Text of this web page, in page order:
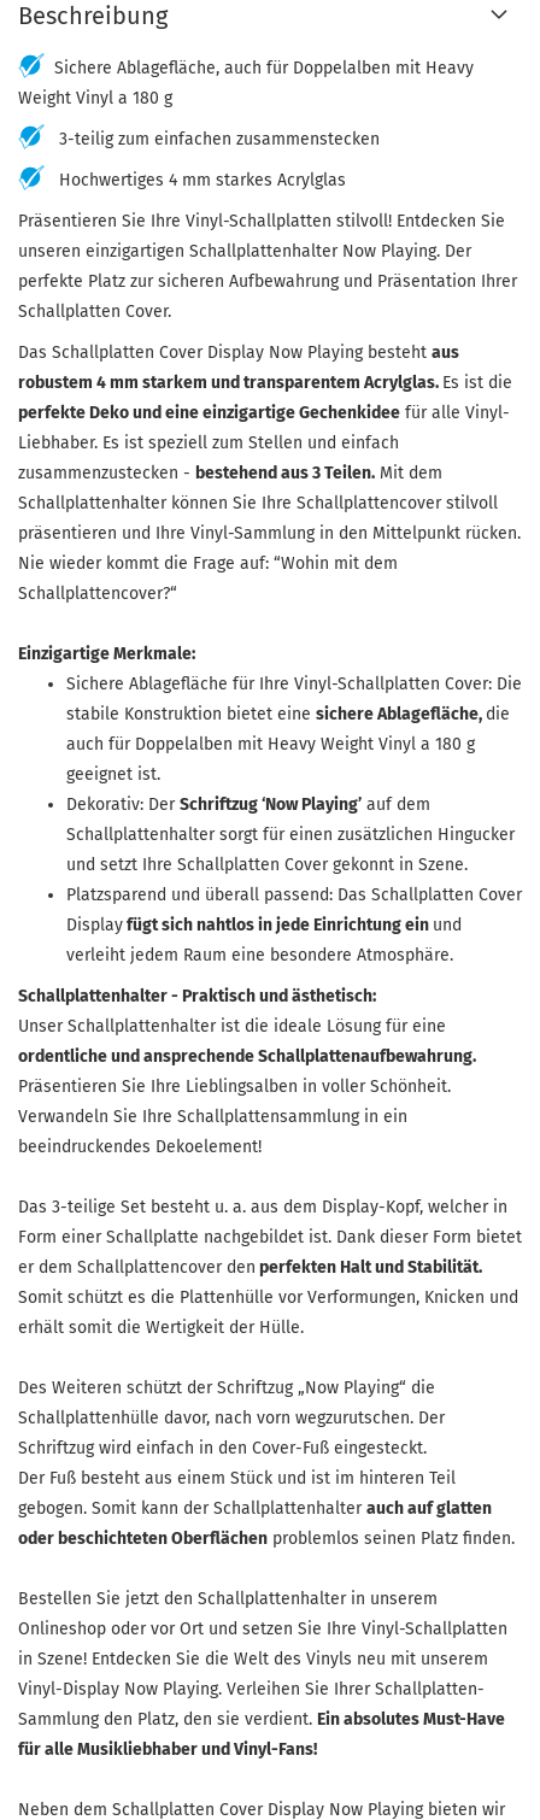
Beschreibung
Sichere Ablagefläche, auch für Doppelalben mit Heavy
Weight Vinyl a 180 g
3-teilig zum einfachen zusammenstecken
Hochwertiges 4 mm starkes Acrylglas
Präsentieren Sie Ihre Vinyl-Schallplatten stilvoll! Entdecken Sie
unseren einzigartigen Schallplattenhalter Now Playing. Der
perfekte Platz zur sicheren Aufbewahrung und Präsentation Ihrer
Schallplatten Cover.
Das Schallplatten Cover Display Now Playing besteht aus
robustem 4 mm starkem und transparentem Acrylglas. Es ist die
perfekte Deko und eine einzigartige Gechenkidee für alle Vinyl-
Liebhaber. Es ist speziell zum Stellen und einfach
zusammenzustecken - bestehend aus 3 Teilen. Mit dem
Schallplattenhalter können Sie Ihre Schallplattencover stilvoll
präsentieren und Ihre Vinyl-Sammlung in den Mittelpunkt rücken.
Nie wieder kommt die Frage auf: “Wohin mit dem
Schallplattencover?“
Einzigartige Merkmale:
Sichere Ablagefläche für Ihre Vinyl-Schallplatten Cover: Die
stabile Konstruktion bietet eine sichere Ablagefläche, die
auch für Doppelalben mit Heavy Weight Vinyl a 180 g
geeignet ist.
Dekorativ: DerSchriftzug ‘Now Playing’ auf dem
Schallplattenhalter sorgt für einen zusätzlichen Hingucker
und setzt Ihre Schallplatten Cover gekonnt in Szene.
Platzsparend und überall passend: Das Schallplatten Cover
Displayfügt sich nahtlos in jede Einrichtung ein und
verleiht jedem Raum eine besondere Atmosphäre.
Schallplattenhalter - Praktisch und ästhetisch:
Unser Schallplattenhalter ist die ideale Lösung für eine
ordentliche und ansprechende Schallplattenaufbewahrung.
Präsentieren Sie Ihre Lieblingsalben in voller Schönheit.
Verwandeln Sie Ihre Schallplattensammlung in ein
beeindruckendes Dekoelement!
Das 3-teilige Set besteht u. a. aus dem Display-Kopf, welcher in
Form einer Schallplatte nachgebildet ist. Dank dieser Form bietet
er dem Schallplattencover den perfekten Halt und Stabilität.
Somit schützt es die Plattenhülle vor Verformungen, Knicken und
erhält somit die Wertigkeit der Hülle.
Des Weiteren schützt der Schriftzug „Now Playing“ die
Schallplattenhülle davor, nach vorn wegzurutschen. Der
Schriftzug wird einfach in den Cover-Fuß eingesteckt.
Der Fuß besteht aus einem Stück und ist im hinteren Teil
gebogen. Somit kann der Schallplattenhalterauch auf glatten
oder beschichteten Oberflächen problemlos seinen Platz finden.
Bestellen Sie jetzt den Schallplattenhalter in unserem
Onlineshop oder vor Ort und setzen Sie Ihre Vinyl-Schallplatten
in Szene! Entdecken Sie die Welt des Vinyls neu mit unserem
Vinyl-Display Now Playing. Verleihen Sie Ihrer Schallplatten-
Sammlung den Platz, den sie verdient. Ein absolutes Must-Have
für alle Musikliebhaber und Vinyl-Fans!
Neben dem Schallplatten Cover Display Now Playing bieten wir